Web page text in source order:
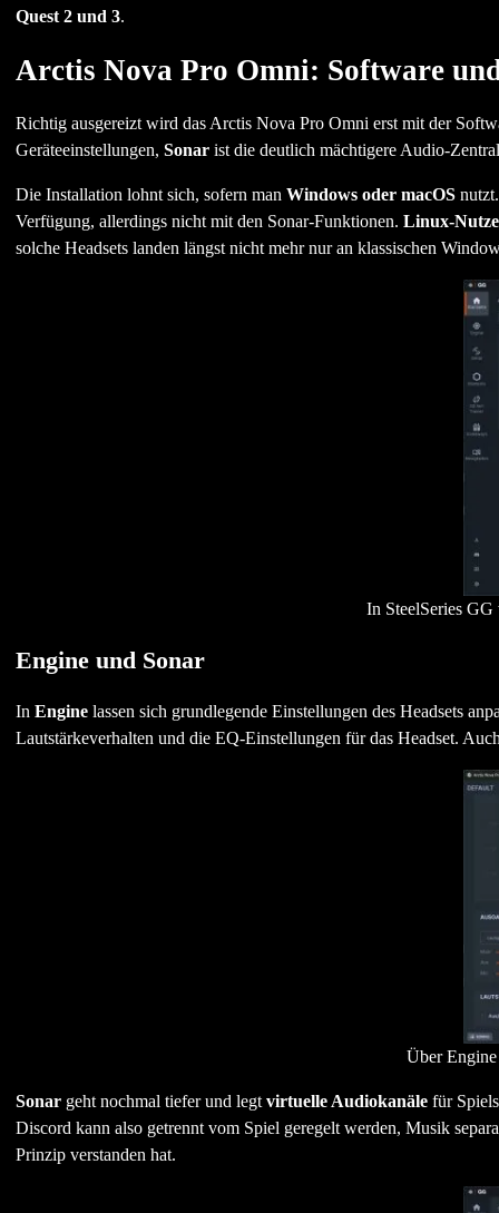
Quest 2 und 3.
Arctis Nova Pro Omni: Software
Richtig ausgereizt wird das Arctis Nova Pro Omni erst mit der
Geräteeinstellungen, Sonarist die deutlich mächtigere Audio-
Die Installation lohnt sich, sofern man Windows oder macOSnutzt.
Verfügung, allerdings nicht mit den Sonar-Funktionen. Linux-
solche Headsets landen längst nicht mehr nur an klassischen
In SteelSeries
Engine und Sonar
In Enginelassen sich grundlegende Einstellungen des Headsets
Lautstärkeverhalten und die EQ-Einstellungen für das Headset.
Über
Sonargeht nochmal tiefer und legt virtuelle Audiokanälefür
Discord kann also getrennt vom Spiel geregelt werden, Musik
Prinzip verstanden hat.